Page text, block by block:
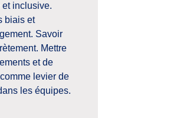
inclusive.
biais et
Savoir
Mettre
et de
comme levier de
les équipes.